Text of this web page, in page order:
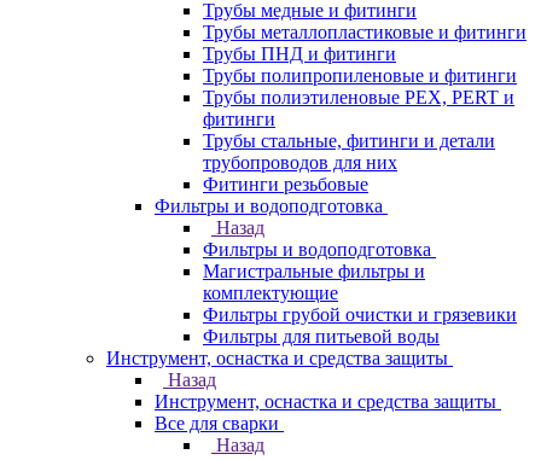
Трубы медные и фитинги
Трубы металлопластиковые и фитинги
Трубы ПНД и фитинги
Трубы полипропиленовые и фитинги
Трубы полиэтиленовые PEX, PERT и
фитинги
Трубы стальные, фитинги и детали
трубопроводов для них
Фитинги резьбовые
Фильтры и водоподготовка
Назад
Фильтры и водоподготовка
Магистральные фильтры и
комплектующие
Фильтры грубой очистки и грязевики
Фильтры для питьевой воды
Инструмент, оснастка и средства защиты
Назад
Инструмент, оснастка и средства защиты
Все для сварки
Назад